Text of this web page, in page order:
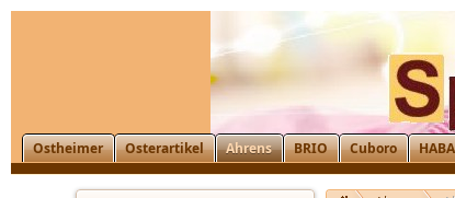
Ostheimer Osterartikel Ahrens BRIO Cuboro HABA